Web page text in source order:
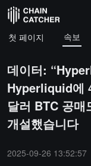
첫 페이지 속보
데이터:
Hyperliquid에
달러 BTC 공매
개설했습니다
2025-09-26 13:52:57